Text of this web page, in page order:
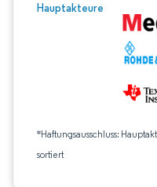
Hauptakteure
*Haftungsausschluss:
sortiert